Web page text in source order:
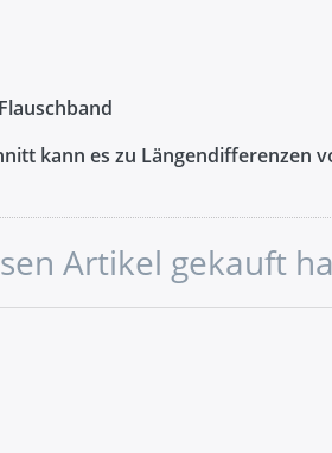
kann es zu Längendifferenzen
Artikel gekauft